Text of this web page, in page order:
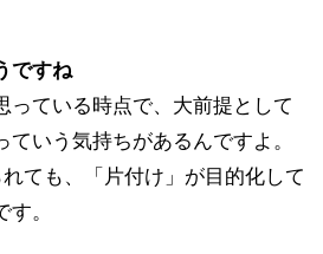
ですね
っている時点で、大前提として
ていう気持ちがあるんですよ。
ても、「片付け」が目的化して
。